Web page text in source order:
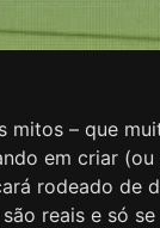
mitos – que
em criar
rodeado de
reais e só